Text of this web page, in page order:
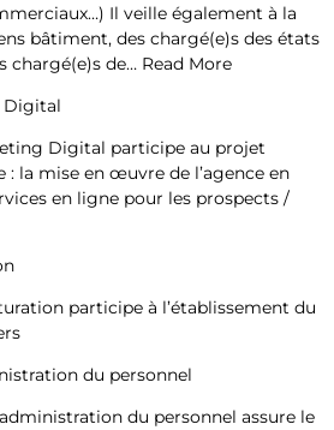
Il veille également à la
bâtiment, des chargé(e)s des états
chargé(e)s de… Read More
Digital
Digital participe au projet
: la mise en œuvre de l’agence en
en ligne pour les prospects /
participe à l’établissement du
du personnel
du personnel assure le